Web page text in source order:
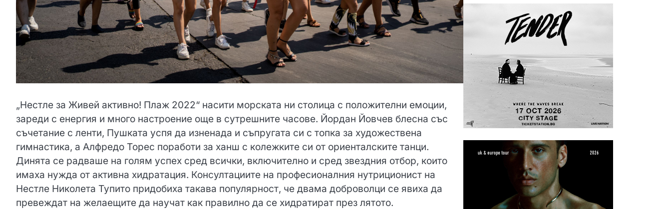
„Нестле за Живей активно! Плаж 2022“ насити морската ни столица с положителни емоции,
зареди с енергия и много настроение още в сутрешните часове. Йордан Йовчев блесна със
съчетание с ленти, Пушката успя да изненада и съпругата си с топка за художествена
гимнастика, а Алфредо Торес поработи за ханш с колежките си от ориенталските танци.
Динята се радваше на голям успех сред всички, включително и сред звездния отбор, които
имаха нужда от активна хидратация. Консултациите на професионалния нутриционист на
Нестле Николета Тупито придобиха такава популярност, че двама доброволци се явиха да
превеждат на желаещите да научат как правилно да се хидратират през лятото.